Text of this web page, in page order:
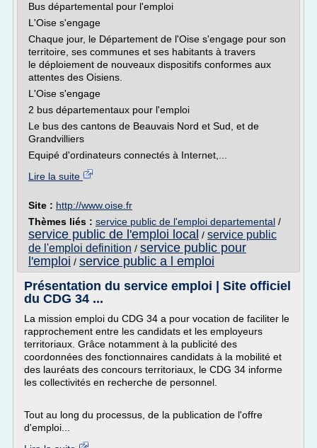
Bus départemental pour l'emploi
L'Oise s'engage
Chaque jour, le Département de l'Oise s'engage pour son
territoire, ses communes et ses habitants à travers
le déploiement de nouveaux dispositifs conformes aux
attentes des Oisiens.
L'Oise s'engage
2 bus départementaux pour l'emploi
Le bus des cantons de Beauvais Nord et Sud, et de
Grandvilliers
Equipé d'ordinateurs connectés à Internet,...
Lire la suite
Site : http://www.oise.fr
Thèmes liés : service public de l'emploi departemental /
service public de l'emploi local / service public
de l'emploi definition / service public pour
l'emploi / service public a l emploi
Présentation du service emploi | Site officiel
du CDG 34 ...
La mission emploi du CDG 34 a pour vocation de faciliter le
rapprochement entre les candidats et les employeurs
territoriaux. Grâce notamment à la publicité des
coordonnées des fonctionnaires candidats à la mobilité et
des lauréats des concours territoriaux, le CDG 34 informe
les collectivités en recherche de personnel.
Tout au long du processus, de la publication de l'offre
d'emploi...